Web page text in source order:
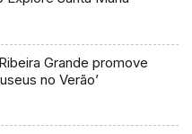
Grande promove
no Verão’